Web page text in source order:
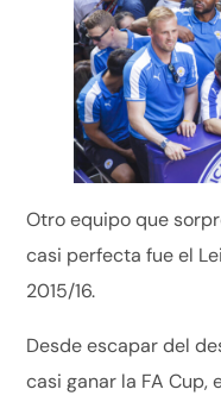
Otro equipo que
casi perfecta fue el
2015/16.
Desde escapar del
casi ganar la FA